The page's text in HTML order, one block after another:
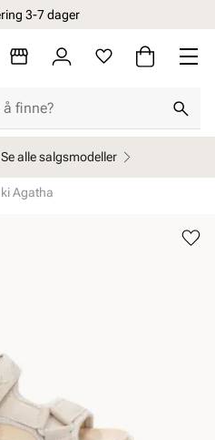
3-7 dager
alle salgsmodeller
Agatha